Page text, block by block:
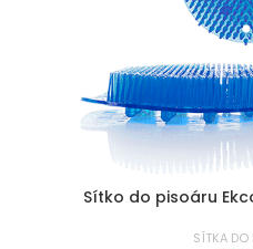
Sítko do pisoáru
SÍTKA DO